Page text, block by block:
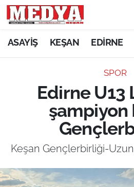
ASAYİŞ KEŞAN EDİRNE
SPOR
Edirne U13
şampiyon
Keşan Gençlerbirliği-
KEŞAN
ASAYİŞ
SİYASET
GÜNDEM
EKONOMİ